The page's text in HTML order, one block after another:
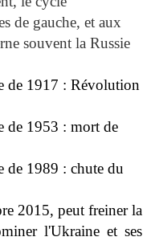
de gauche, et aux
souvent la Russie
de 1917 : Révolution
de 1953 : mort de
de 1989 : chute du
2015, peut freiner la
l'Ukraine et ses